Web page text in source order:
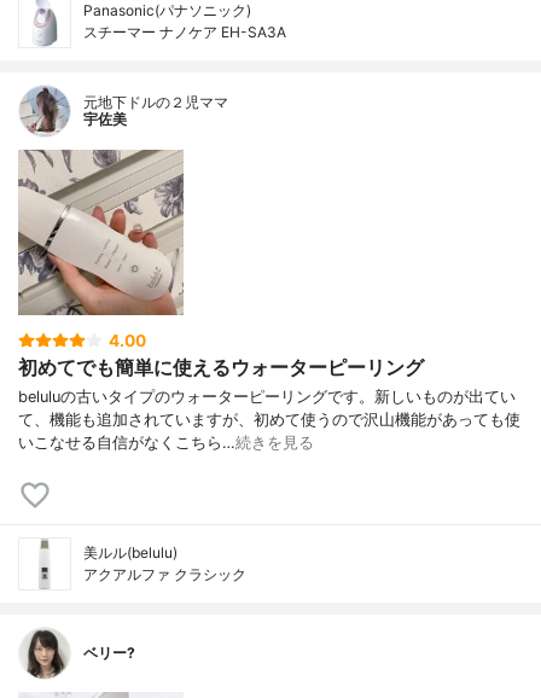
Panasonic(パナソニック)
スチーマー ナノケア EH-SA3A
元地下ドルの２児ママ
宇佐美
4.00
初めてでも簡単に使えるウォーターピーリング
beluluの古いタイプのウォーターピーリングです。新しいものが出てい
て、機能も追加されていますが、初めて使うので沢山機能があっても使
いこなせる自信がなくこちら…続きを見る
美ルル(belulu)
アクアルファ クラシック
ベリー?